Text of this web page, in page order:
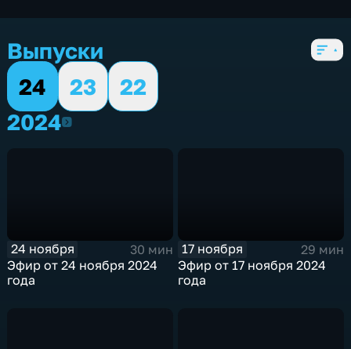
Выпуски
24
23
22
20242024
24 ноября
30 мин
Эфир от 24 ноября 2024
года
17 ноября
29 мин
Эфир от 17 ноября 2024
года